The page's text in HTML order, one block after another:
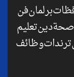
برلمانفن
صحةدينتعليم
ترنداتوظائف